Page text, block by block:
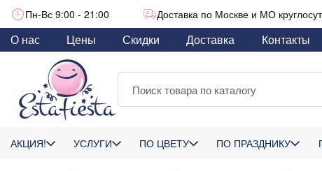
Пн-Вс 9:00 - 21:00 Доставка по Москве и МО
О нас Цены Скидки Доставка Контакты
АКЦИЯ! УСЛУГИ ПО ЦВЕТУ ПО ПРАЗДНИКУ